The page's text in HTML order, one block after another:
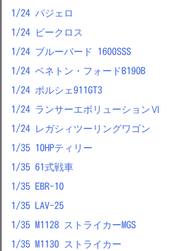
1/24 パジェロ
1/24 ビークロス
1/24 ブルーバード 1600SSS
1/24 ベネトン・フォードB190B
1/24 ポルシェ911GT3
1/24 ランサーエボリューションⅥ
1/24 レガシィツーリングワゴン
1/35 10HPティリー
1/35 61式戦車
1/35 EBR-10
1/35 LAV-25
1/35 M1128 ストライカーMGS
1/35 M1130 ストライカー